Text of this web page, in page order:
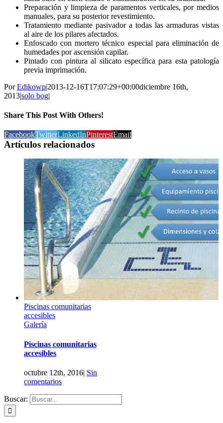
Preparación y limpieza de paramentos verticales, por medios
manuales, para su posterior revestimiento.
Tratamiento mediante pasivador a todas las armaduras vistas
al aire de los pilares afectados.
Enfoscado con mortero técnico especial para eliminación de
humedades por ascensión capilar.
Pintado con pintura al silicato específica para esta patología
previa imprimación.
PorEdikowp|2013-12-16T17:07:29+00:00diciembre 16th,
2013|solo bog|
Share This Post With Others!
FacebookTwitterLinkedInPinterestEmail
Artículos relacionados
Piscinas comunitarias
accesibles
Galería
Piscinas comunitarias
accesibles
octubre 12th, 2016| Sin
comentarios
eléctricas en las comunidades
Buscar: